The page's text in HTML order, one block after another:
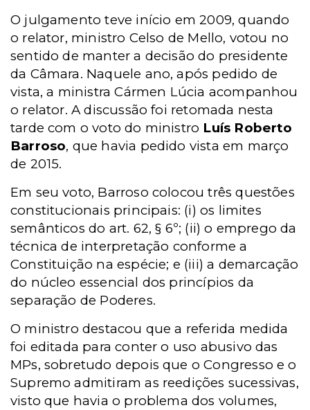
O julgamento teve início em 2009, quando
o relator, ministro Celso de Mello, votou no
sentido de manter a decisão do presidente
da Câmara. Naquele ano, após pedido de
vista, a ministra Cármen Lúcia acompanhou
o relator. A discussão foi retomada nesta
tarde com o voto do ministro Luís Roberto
Barroso, que havia pedido vista em março
de 2015.
Em seu voto, Barroso colocou três questões
constitucionais principais: (i) os limites
semânticos do art. 62, § 6º; (ii) o emprego da
técnica de interpretação conforme a
Constituição na espécie; e (iii) a demarcação
do núcleo essencial dos princípios da
separação de Poderes.
O ministro destacou que a referida medida
foi editada para conter o uso abusivo das
MPs, sobretudo depois que o Congresso e o
Supremo admitiram as reedições sucessivas,
visto que havia o problema dos volumes,